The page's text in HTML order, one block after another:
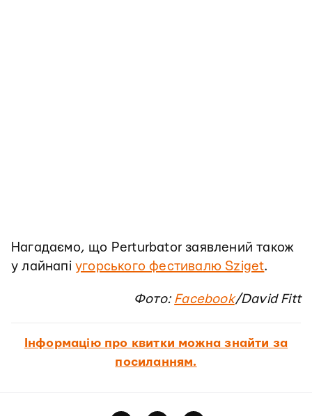
Нагадаємо, що Perturbator заявлений також
у лайнапі угорського фестивалю Sziget.
Фото: Facebook/David Fitt
Інформацію про квитки можна знайти за
посиланням.